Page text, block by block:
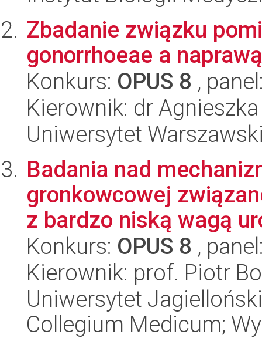
Zbadanie związku
gonorrhoeae a
Konkurs: OPUS 8 ,
Kierownik: dr
Uniwersytet
Badania nad
gronkowcowej
z bardzo niską wagą
Konkurs: OPUS 8 ,
Kierownik: prof. Piotr
Uniwersytet
Collegium Medicum;